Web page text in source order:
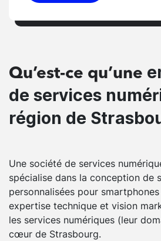
Qu’est-ce qu’une
de services
région de
Une société de services
spécialise dans la conception de
personnalisées pour
expertise technique et vision
les services numériques (leur
cœur de Strasbourg.